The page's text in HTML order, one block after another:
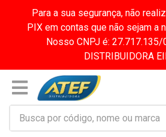
Para a sua segurança, não
PIX em contas que não sejam a
Nosso CNPJ é: 27.717.135/
DISTRIBUIDORA